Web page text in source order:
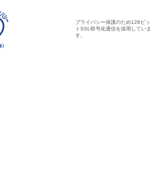
プライバシー保護のため128ビッ
トSSL暗号化通信を採用していま
す。